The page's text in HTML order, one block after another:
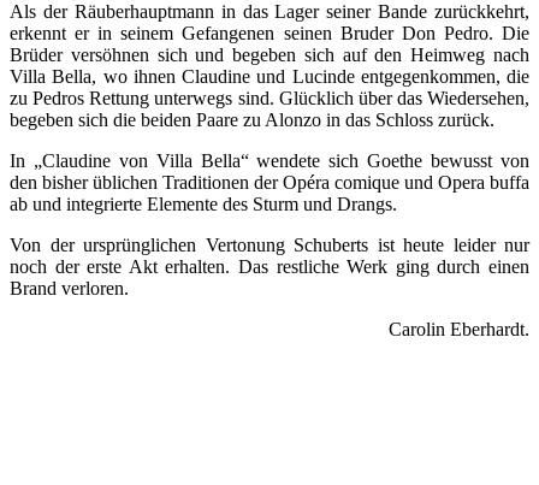
Als der Räuberhauptmann in das Lager seiner Bande zurückkehrt,
erkennt er in seinem Gefangenen seinen Bruder Don Pedro. Die
Brüder versöhnen sich und begeben sich auf den Heimweg nach
Villa Bella, wo ihnen Claudine und Lucinde entgegenkommen, die
zu Pedros Rettung unterwegs sind. Glücklich über das Wiedersehen,
begeben sich die beiden Paare zu Alonzo in das Schloss zurück.
In „Claudine von Villa Bella“ wendete sich Goethe bewusst von
den bisher üblichen Traditionen der Opéra comique und Opera buffa
ab und integrierte Elemente des Sturm und Drangs.
Von der ursprünglichen Vertonung Schuberts ist heute leider nur
noch der erste Akt erhalten. Das restliche Werk ging durch einen
Brand verloren.
Carolin Eberhardt.